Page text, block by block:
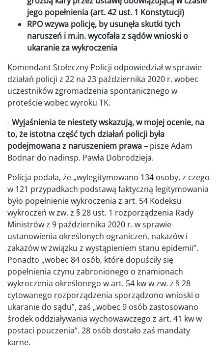
jego popełnienia (art. 42 ust. 1 Konstytucji)
RPO wzywa policję, by usunęła skutki tych
naruszeń i m.in. wycofała z sądów wnioski o
ukaranie za wykroczenia
Komendant Stołeczny Policji odpowiedział w sprawie
działań policji z 22 na 23 października 2020 r. wobec
uczestników zgromadzenia spontanicznego w
proteście wobec wyroku TK.
-Wyjaśnienia te niestety wskazują, w mojej ocenie, na
to, że istotna część tych działań policji była
podejmowana z naruszeniem prawa – pisze Adam
Bodnar do nadinsp. Pawła Dobrodzieja.
Policja podała, że „wylegitymowano 134 osoby, z czego
w 121 przypadkach podstawą faktyczną legitymowania
było popełnienie wykroczenia z art. 54 Kodeksu
wykroczeń w zw. z § 28 ust. 1 rozporządzenia Rady
Ministrów z 9 października 2020 r. w sprawie
ustanowienia określonych ograniczeń, nakazów i
zakazów w związku z wystąpieniem stanu epidemii”.
Ponadto „wobec 84 osób, które dopuściły się
popełnienia czynu zabronionego o znamionach
wykroczenia określonego w art. 54 kw w zw. z § 28
cytowanego rozporządzenia sporządzono wnioski o
ukaranie do sądu”, zaś „wobec 9 osób zastosowano
środek oddziaływania wychowawczego z art. 41 kw w
postaci pouczenia”. 28 osób dostało zaś mandaty
karne.